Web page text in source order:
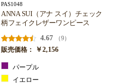
PAS1048
ANNA SUI（アナ スイ）チェック
柄フェイクレザーワンピース
4.67
（9）
販売価格：
￥2,156
パープル
イエロー